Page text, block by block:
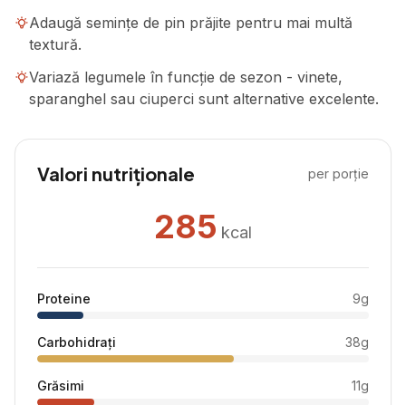
Adaugă semințe de pin prăjite pentru mai multă
textură.
Variază legumele în funcție de sezon - vinete,
sparanghel sau ciuperci sunt alternative excelente.
Valori nutriționale per porție
285 kcal
Proteine 9g
Carbohidrați 38g
Grăsimi 11g